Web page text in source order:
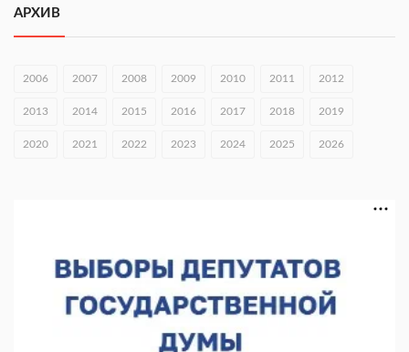
раза
06.08.2026 15:26
Видели ночь, бежали всю ночь... На Нижневолжской
набережной прошел необычный забег
АРХИВ
2006 2007 2008 2009 2010 2011 2012
2013 2014 2015 2016 2017 2018 2019
2020 2021 2022 2023 2024 2025 2026